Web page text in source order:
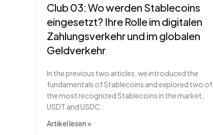
Club 03: Wo werden Stablecoins
eingesetzt? Ihre Rolle im digitalen
Zahlungsverkehr und im globalen
Geldverkehr
In the previous two articles, we introduced the
fundamentals of Stablecoins and explored two of
the most recognized Stablecoins in the market,
USDT and USDC.
Artikel lesen​ »